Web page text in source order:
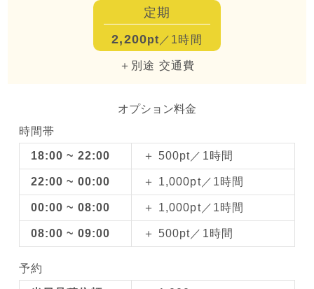
定期
2,200pt ／1時間
＋別途 交通費
オプション料金
時間帯
18:00 ~ 22:00 ＋ 500pt／1時間
22:00 ~ 00:00 ＋ 1,000pt／1時間
00:00 ~ 08:00 ＋ 1,000pt／1時間
08:00 ~ 09:00 ＋ 500pt／1時間
予約